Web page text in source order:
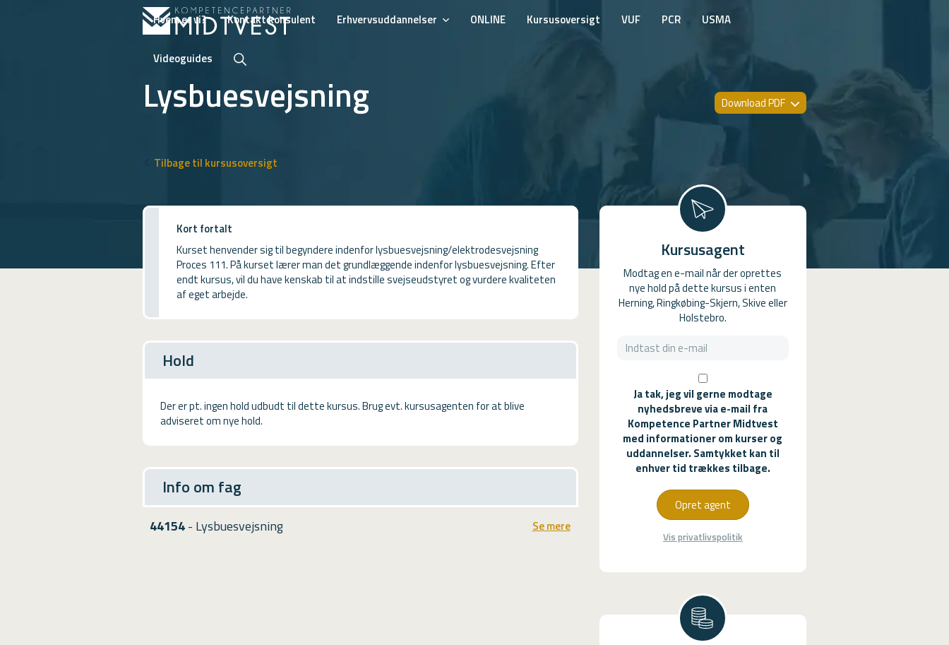
Hvem er vi? Kontakt konsulent Erhvervsuddannelser ONLINE Kursusoversigt VUF PCR USMA
Videoguides
VUF
Lysbuesvejsning Download PDF
Tilbage til kursusoversigt
Kort fortalt
Kurset henvender sig til begyndere indenfor lysbuesvejsning/elektrodesvejsning
Proces 111. På kurset lærer man det grundlæggende indenfor lysbuesvejsning. Efter
endt kursus, vil du have kenskab til at indstille svejseudstyret og vurdere kvaliteten
af eget arbejde.
Hold
Der er pt. ingen hold udbudt til dette kursus. Brug evt. kursusagenten for at blive
adviseret om nye hold.
Info om fag
44154- Lysbuesvejsning Se mere
Kursusagent
Modtag en e-mail når der oprettes
nye hold på dette kursus i enten
Herning, Ringkøbing-Skjern, Skive eller
Holstebro.
Ja tak, jeg vil gerne modtage
nyhedsbreve via e-mail fra
Kompetence Partner Midtvest
med informationer om kurser og
uddannelser. Samtykket kan til
enhver tid trækkes tilbage.
Opret agent
Vis privatlivspolitik